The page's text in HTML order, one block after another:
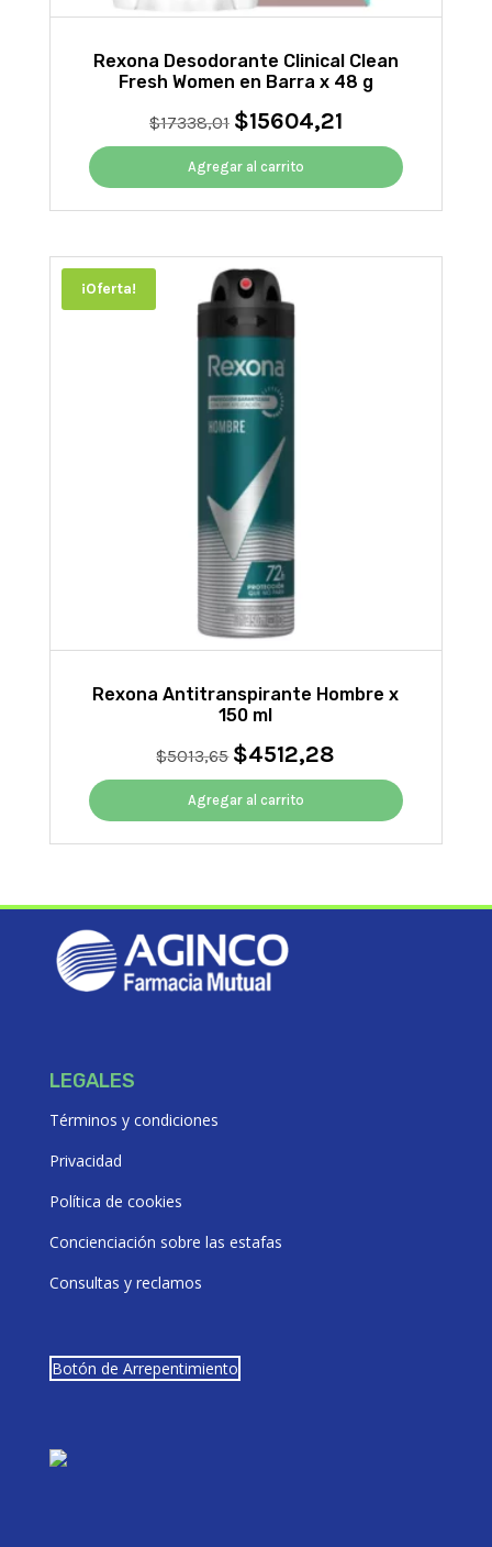
Rexona Desodorante Clinical Clean
Fresh Women en Barra x 48 g
$17338,01 El
precio
original
era:
$17338,01.
$15604,21El
precio
es:
$15604,21.
Agregar al carrito
¡Oferta!
Rexona Antitranspirante Hombre x
150 ml
$5013,65 El
precio
original
era:
$5013,65.
$4512,28
precio
es:
$4512,28.
Agregar al carrito
LEGALES
Términos y condiciones
Privacidad
Política de cookies
Concienciación sobre las estafas
Consultas y reclamos
Botón de Arrepentimiento